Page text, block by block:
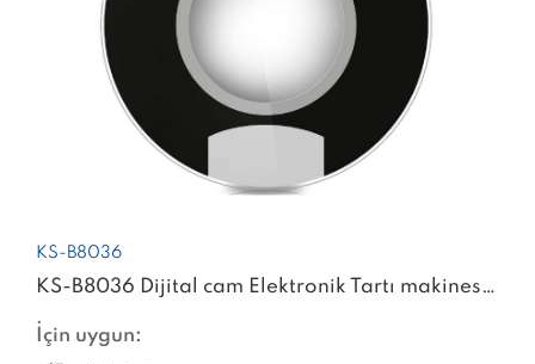
KS-B8036
KS-B8036 Dijital cam Elektronik Tartı makinesi dijital ağırlık akıllı ölçek
İçin uygun: